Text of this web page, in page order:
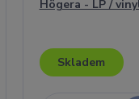
Högera - LP /
Skladem